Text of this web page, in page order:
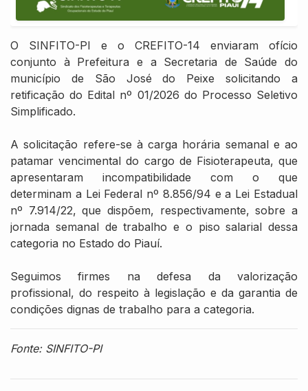
O SINFITO-PI e o CREFITO-14 enviaram ofício
conjunto à Prefeitura e a Secretaria de Saúde do
município de São José do Peixe solicitando a
retificação do Edital nº 01/2026 do Processo Seletivo
Simplificado.
A solicitação refere-se à carga horária semanal e ao
patamar vencimental do cargo de Fisioterapeuta, que
apresentaram incompatibilidade com o que
determinam a Lei Federal nº 8.856/94 e a Lei Estadual
nº 7.914/22, que dispõem, respectivamente, sobre a
jornada semanal de trabalho e o piso salarial dessa
categoria no Estado do Piauí.
Seguimos firmes na defesa da valorização
profissional, do respeito à legislação e da garantia de
condições dignas de trabalho para a categoria.
Fonte: SINFITO-PI